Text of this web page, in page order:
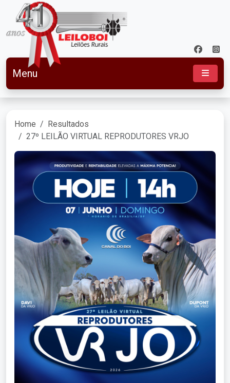
Menu
Home
Resultados
27º LEILÃO VIRTUAL REPRODUTORES VRJO